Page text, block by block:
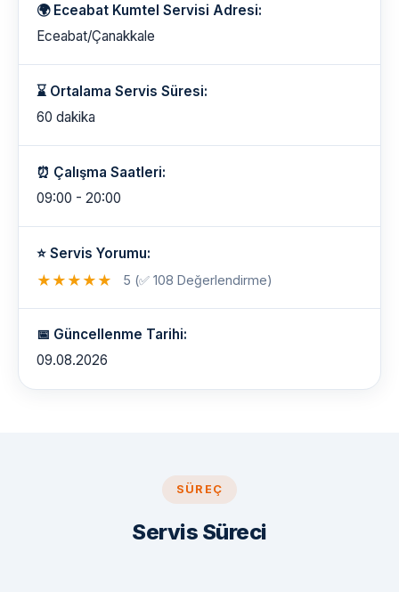
🌍 Eceabat Kumtel Servisi Adresi:
Eceabat/Çanakkale
⌛ Ortalama Servis Süresi:
60 dakika
⏰ Çalışma Saatleri:
09:00 - 20:00
⭐ Servis Yorumu:
★ ★ ★ ★ ★ 5 (✅ 108 Değerlendirme)
📅 Güncellenme Tarihi:
09.08.2026
SÜREÇ
Servis Süreci